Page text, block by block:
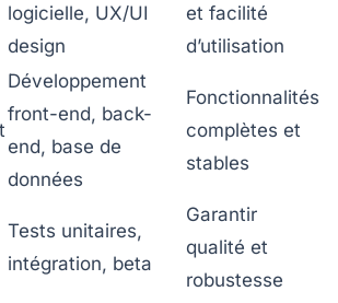
logicielle, UX/UI
design
et facilité
d’utilisation
Développement
front-end, back-
end, base de
données
Fonctionnalités
complètes et
stables
Tests unitaires,
intégration, beta
Garantir
qualité et
robustesse